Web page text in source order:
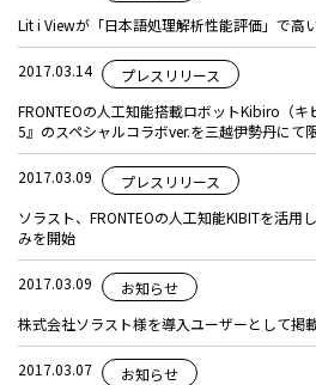
Lit i Viewが「日本語処理解析性能評価」で高
2017.03.14
プレスリリース
FRONTEOの人工知能搭載ロボットKibiro（
5』のスペシャルコラボver.を三越伊勢丹にて
2017.03.09
プレスリリース
ソラスト、FRONTEOの人工知能KIBITを活用
みを開始
2017.03.09
お知らせ
株式会社ソラスト様を導入ユーザーとして掲
2017.03.07
お知らせ